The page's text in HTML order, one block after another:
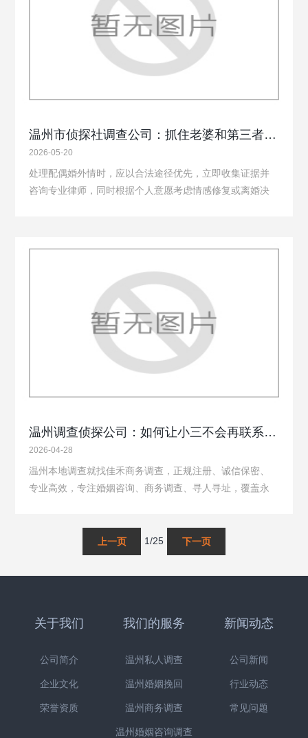
温州市侦探社调查公司：抓住老婆和第三者怎么处理
2026-05-20
处理配偶婚外情时，应‌以合法途径优先，立即收集证据并
咨询专业律师‌，同时根据个人意愿考虑情感修复或离婚决
温州调查侦探公司：如何让小三不会再联系老公
2026-04-28
温州本地调查就找佳禾商务调查，正规注册、诚信保密、
专业高效，专注婚姻咨询、商务调查、寻人寻址，覆盖永
我可以理解，因为我也曾经经历过。但是，我发…
1/25
关于我们
公司简介
企业文化
荣誉资质
我们的服务
温州私人调查
温州婚姻挽回
温州商务调查
温州婚姻咨询调查
新闻动态
公司新闻
行业动态
常见问题